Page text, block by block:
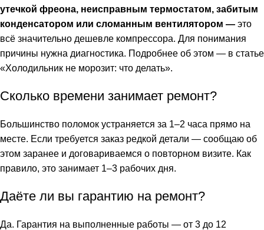
утечкой фреона, неисправным термостатом, забитым
конденсатором или сломанным вентилятором — это
всё значительно дешевле компрессора. Для понимания
причины нужна диагностика. Подробнее об этом — в статье
«Холодильник не морозит: что делать».
Сколько времени занимает ремонт?
Большинство поломок устраняется за 1–2 часа прямо на
месте. Если требуется заказ редкой детали — сообщаю об
этом заранее и договариваемся о повторном визите. Как
правило, это занимает 1–3 рабочих дня.
Даёте ли вы гарантию на ремонт?
Да. Гарантия на выполненные работы — от 3 до 12